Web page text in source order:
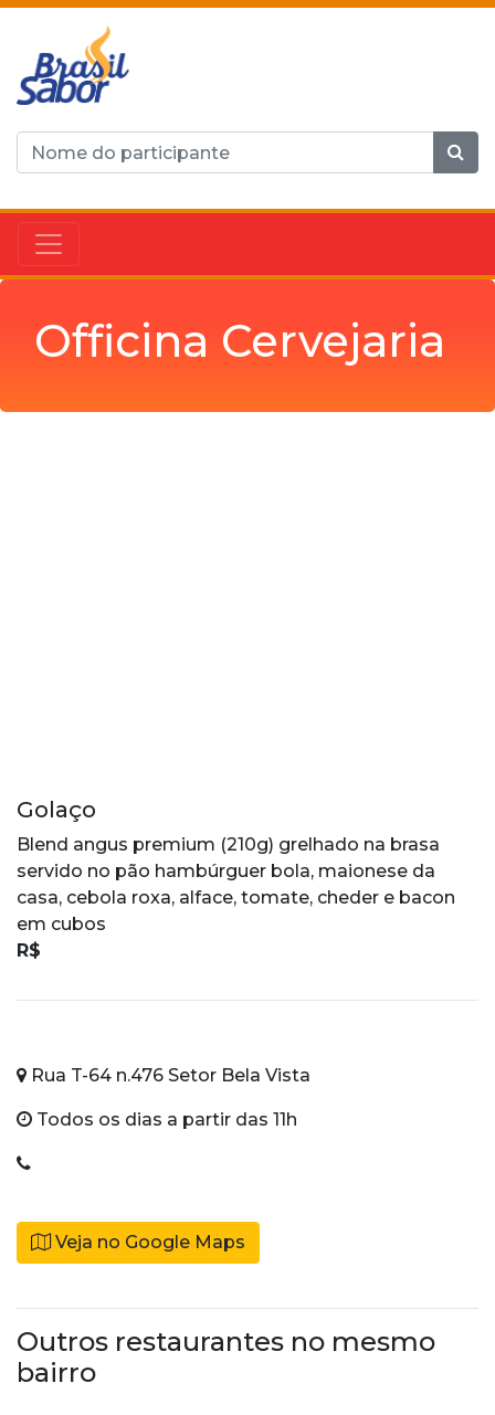
Officina Cervejaria
Golaço
Blend angus premium (210g) grelhado na brasa
servido no pão hambúrguer bola, maionese da
casa, cebola roxa, alface, tomate, cheder e bacon
em cubos
R$
Rua T-64 n.476 Setor Bela Vista
Todos os dias a partir das 11h
Veja no Google Maps
Outros restaurantes no mesmo
bairro